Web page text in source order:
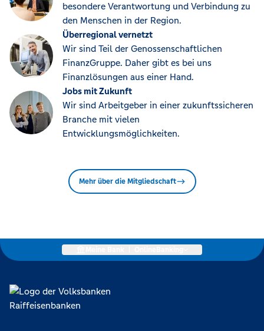
besondere Verantwortung und Verbindung zu
den Menschen in der Region.
Überregional vernetzt
Wir sind Teil der Genossenschaftlichen
FinanzGruppe. Daher gibt es bei uns
Finanzlösungen aus einer Hand.
Jobs mit Zukunft
Wir sind Arbeitgeber in einer zukunftssicheren
Branche mit vielen
Entwicklungsmöglichkeiten.
Mehr über die Mitgliedschaft